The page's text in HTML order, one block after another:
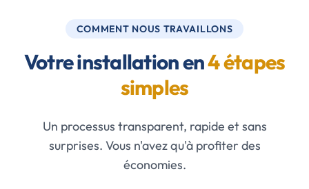
COMMENT NOUS TRAVAILLONS
Votre installation en4 étapes
simples
Un processus transparent, rapide et sans
surprises. Vous n'avez qu'à profiter des
économies.